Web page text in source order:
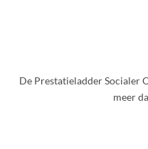
De Prestatieladder Socialer
meer